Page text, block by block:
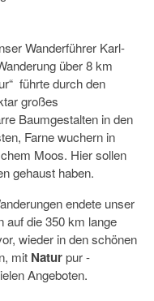
Wanderführer Karl-
über 8 km
führte durch den
großes
Baumgestalten in den
Farne wuchern in
Moos. Hier sollen
gehaust haben.
endete unser
auf die 350 km lange
wieder in den schönen
mit Naturpur -
Angeboten.